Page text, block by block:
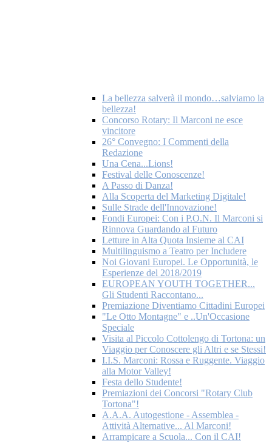
La bellezza salverà il mondo…salviamo la
bellezza!
Concorso Rotary: Il Marconi ne esce
vincitore
26° Convegno: I Commenti della
Redazione
Una Cena...Lions!
Festival delle Conoscenze!
A Passo di Danza!
Alla Scoperta del Marketing Digitale!
Sulle Strade dell'Innovazione!
Fondi Europei: Con i P.O.N. Il Marconi si
Rinnova Guardando al Futuro
Letture in Alta Quota Insieme al CAI
Multilinguismo a Teatro per Includere
Noi Giovani Europei. Le Opportunità, le
Esperienze del 2018/2019
EUROPEAN YOUTH TOGETHER...
Gli Studenti Raccontano...
Premiazione Diventiamo Cittadini Europei
"Le Otto Montagne" e ..Un'Occasione
Speciale
Visita al Piccolo Cottolengo di Tortona: un
Viaggio per Conoscere gli Altri e se Stessi!
I.I.S. Marconi: Rossa e Ruggente. Viaggio
alla Motor Valley!
Festa dello Studente!
Premiazioni dei Concorsi "Rotary Club
Tortona"!
A.A.A. Autogestione - Assemblea -
Attività Alternative... Al Marconi!
Arrampicare a Scuola... Con il CAI!